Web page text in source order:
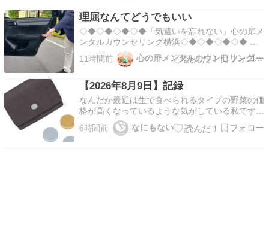
てもすぐに集中力が切れてしまったり、ダラダラ
したりする姿…
理屈なんてどうでもいい
◇◆◇◆◇◆◇◆「気遣いを忘れない」心の扉メ
ンタルカウンセリング横浜◇◆◇◆◇◆◇◆ に
ほんブログ
▼△▼△▼△▼△▼△▼△▼△▼△▼△コミュニ
↓↓↓▼△▼△▼△▼△▼△▼△▼△▼△▼△ 人の
為と言っておきながら、じつは自分の為だなんて
ことはよく…
11時間前 心の扉メンタルカウンセリング横浜-幸せになる方法教えます
【2026年8月9日】記録
なんだか最近は生で食べられるタイプの野菜の価
格が高くなっているような気がしている私です。
私の場合野菜摂取量が減ると徐々に腸の調子が悪
くなるので、あまり減らしたくないところなので
6時間前 なにもない